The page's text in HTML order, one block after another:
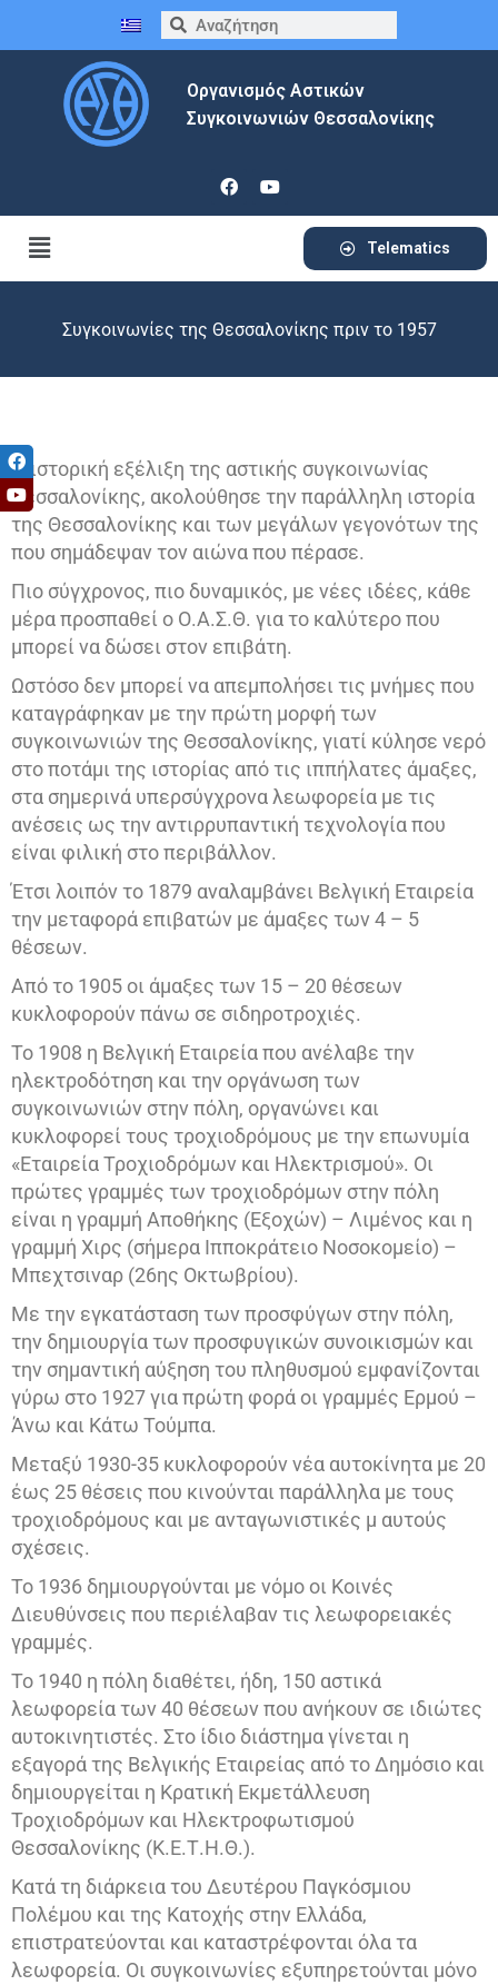
Οργανισμός Αστικών
Συγκοινωνιών Θεσσαλονίκης
Telematics
Συγκοινωνίες της Θεσσαλονίκης πριν το 1957
Η ιστορική εξέλιξη της αστικής συγκοινωνίας
Θεσσαλονίκης, ακολούθησε την παράλληλη ιστορία
της Θεσσαλονίκης και των μεγάλων γεγονότων της
που σημάδεψαν τον αιώνα που πέρασε.
Πιο σύγχρονος, πιο δυναμικός, με νέες ιδέες, κάθε
μέρα προσπαθεί ο Ο.Α.Σ.Θ. για το καλύτερο που
μπορεί να δώσει στον επιβάτη.
Ωστόσο δεν μπορεί να απεμπολήσει τις μνήμες που
καταγράφηκαν με την πρώτη μορφή των
συγκοινωνιών της Θεσσαλονίκης, γιατί κύλησε νερό
στο ποτάμι της ιστορίας από τις ιππήλατες άμαξες,
στα σημερινά υπερσύγχρονα λεωφορεία με τις
ανέσεις ως την αντιρρυπαντική τεχνολογία που
είναι φιλική στο περιβάλλον.
Έτσι λοιπόν το 1879 αναλαμβάνει Βελγική Εταιρεία
την μεταφορά επιβατών με άμαξες των 4 – 5
θέσεων.
Από το 1905 οι άμαξες των 15 – 20 θέσεων
κυκλοφορούν πάνω σε σιδηροτροχιές.
Το 1908 η Βελγική Εταιρεία που ανέλαβε την
ηλεκτροδότηση και την οργάνωση των
συγκοινωνιών στην πόλη, οργανώνει και
κυκλοφορεί τους τροχιοδρόμους με την επωνυμία
«Εταιρεία Τροχιοδρόμων και Ηλεκτρισμού». Οι
πρώτες γραμμές των τροχιοδρόμων στην πόλη
είναι η γραμμή Αποθήκης (Εξοχών) – Λιμένος και η
γραμμή Χιρς (σήμερα Ιπποκράτειο Νοσοκομείο) –
Μπεχτσιναρ (26ης Οκτωβρίου).
Με την εγκατάσταση των προσφύγων στην πόλη,
την δημιουργία των προσφυγικών συνοικισμών και
την σημαντική αύξηση του πληθυσμού εμφανίζονται
γύρω στο 1927 για πρώτη φορά οι γραμμές Ερμού –
Άνω και Κάτω Τούμπα.
Μεταξύ 1930-35 κυκλοφορούν νέα αυτοκίνητα με 20
έως 25 θέσεις που κινούνται παράλληλα με τους
τροχιοδρόμους και με ανταγωνιστικές μ αυτούς
σχέσεις.
Το 1936 δημιουργούνται με νόμο οι Κοινές
Διευθύνσεις που περιέλαβαν τις λεωφορειακές
γραμμές.
Το 1940 η πόλη διαθέτει, ήδη, 150 αστικά
λεωφορεία των 40 θέσεων που ανήκουν σε ιδιώτες
αυτοκινητιστές. Στο ίδιο διάστημα γίνεται η
εξαγορά της Βελγικής Εταιρείας από το Δημόσιο και
δημιουργείται η Κρατική Εκμετάλλευση
Τροχιοδρόμων και Ηλεκτροφωτισμού
Θεσσαλονίκης (Κ.Ε.Τ.Η.Θ.).
Κατά τη διάρκεια του Δευτέρου Παγκόσμιου
Πολέμου και της Κατοχής στην Ελλάδα,
επιστρατεύονται και καταστρέφονται όλα τα
λεωφορεία. Οι συγκοινωνίες εξυπηρετούνται μόνο